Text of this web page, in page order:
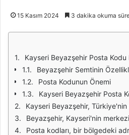
15 Kasım 2024 3 dakika okuma
Kayseri Beyazşehir Posta Kodu
Beyazşehir Semtinin
Posta Kodunun Önemi
Kayseri Beyazşehir Posta
Kayseri Beyazşehir, Türkiye'nin önemli şehirlerinden biri olan Kayseri'nin modern ve gelişmiş bir semtidir. Bu bölge, son yıllarda yapılan konut projeleri ve altyapı çalışmaları ile dikkat çekmektedir. Beyazşehir, sakin bir yaşam
Beyazşehir, Kayseri'nin merkezine yakın konumuyla ulaşım açısından avantaj sağlamaktadır. Şehir içi ulaşım imkanları, otobüs ve dolmuş hatları ile oldukça geniş bir ağa sahiptir. Ayrıca, Beyazşehir'den Kayseri'nin diğer semtlerine ve ilçe
Posta kodları, bir bölgedeki adreslerin doğru bir şekilde tanınmasını ve ulaşımın sağlanmasını kolaylaştıran önemli bir sistemdir. Kayseri Beyazşehir için geçerli olan posta kodu, bu bölgedeki tüm adreslerin